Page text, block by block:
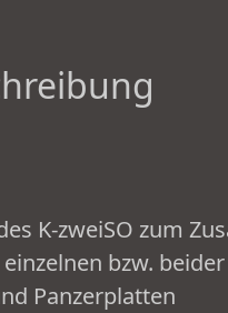
K-zweiSO zum
bzw.
Panzerplatten